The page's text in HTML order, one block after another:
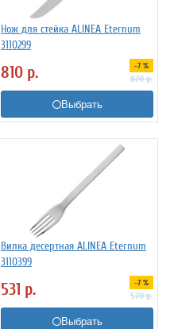
Нож для стейка ALINEA Eternum
3110299
810 р. -7 %
870р.
Выбрать
Вилка десертная ALINEA Eternum
3110399
531 р. -7 %
570р.
Выбрать